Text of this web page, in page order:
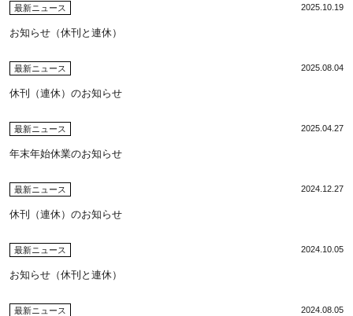
最新ニュース 2025.10.19
お知らせ（休刊と連休）
最新ニュース 2025.08.04
休刊（連休）のお知らせ
最新ニュース 2025.04.27
年末年始休業のお知らせ
最新ニュース 2024.12.27
休刊（連休）のお知らせ
最新ニュース 2024.10.05
お知らせ（休刊と連休）
最新ニュース 2024.08.05